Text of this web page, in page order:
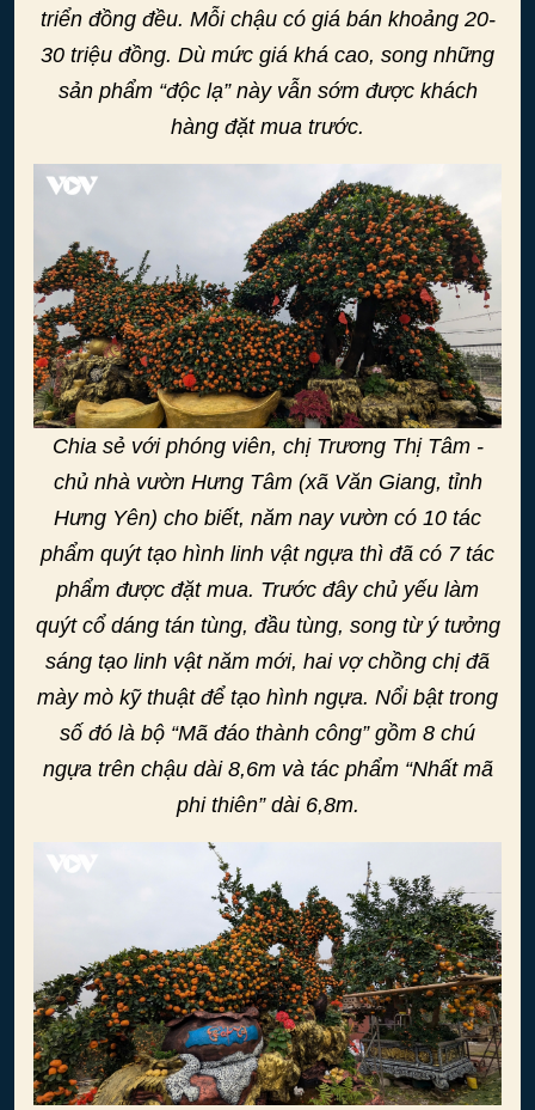
triển đồng đều. Mỗi chậu có giá bán khoảng 20-
30 triệu đồng. Dù mức giá khá cao, song những
sản phẩm “độc lạ” này vẫn sớm được khách
hàng đặt mua trước.
Chia sẻ với phóng viên, chị Trương Thị Tâm -
chủ nhà vườn Hưng Tâm (xã Văn Giang, tỉnh
Hưng Yên) cho biết, năm nay vườn có 10 tác
phẩm quýt tạo hình linh vật ngựa thì đã có 7 tác
phẩm được đặt mua. Trước đây chủ yếu làm
quýt cổ dáng tán tùng, đầu tùng, song từ ý tưởng
sáng tạo linh vật năm mới, hai vợ chồng chị đã
mày mò kỹ thuật để tạo hình ngựa. Nổi bật trong
số đó là bộ “Mã đáo thành công” gồm 8 chú
ngựa trên chậu dài 8,6m và tác phẩm “Nhất mã
phi thiên” dài 6,8m.